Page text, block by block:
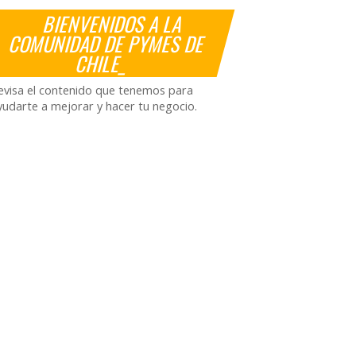
BIENVENIDOS A LA
COMUNIDAD DE PYMES DE
CHILE_
el contenido que tenemos para
a mejorar y hacer tu negocio.